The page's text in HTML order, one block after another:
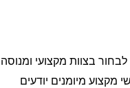
בצוות מקצועי ומנוסה
מיומנים יודעים